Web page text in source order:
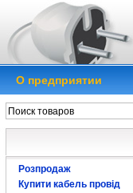
О предприятии
Розпродаж
Купити кабель провід